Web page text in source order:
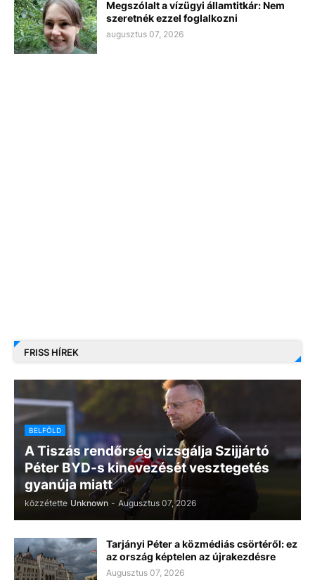
Megszólalt a vízügyi államtitkár: Nem
szeretnék ezzel foglalkozni
augusztus 07, 2026
FRISS HÍREK
BELFÖLD
A Tiszás rendőrség vizsgálja Szijjártó
Péter BYD-s kinevezését vesztegetés
gyanúja miatt
közzétette Unknown - Augusztus 07, 2026
Tarjányi Péter a közmédiás csörtéről: ez
az ország képtelen az újrakezdésre
Augusztus 07, 2026